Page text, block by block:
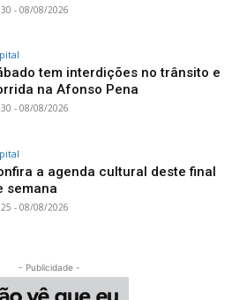
- 08/08/2026
tem interdições no trânsito e
na Afonso Pena
- 08/08/2026
a agenda cultural deste final
semana
- 08/08/2026
- Publicidade -